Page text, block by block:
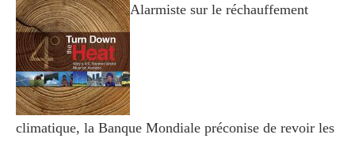
Alarmiste sur le réchauffement
climatique, la Banque Mondiale préconise de revoir les